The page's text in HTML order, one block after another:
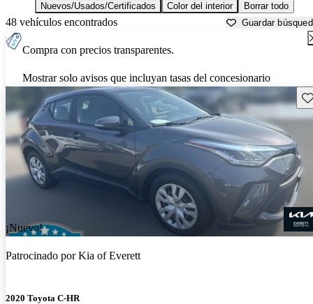
Nuevos/Usados/Certificados
Color del interior Borrar todo
48 vehículos encontrados Guardar
Compra con precios transparentes.
Mostrar solo avisos que incluyan tasas del concesionario
¡Nuevo!
Patrocinado porKia of Everett
2020 Toyota C-HR